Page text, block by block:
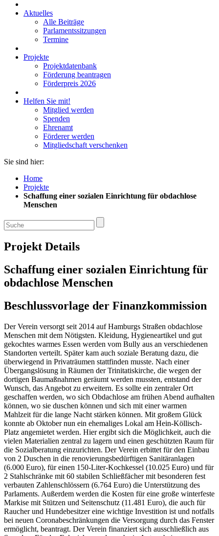
Aktuelles
Alle Beiträge
Parlamentssitzungen
Termine
Projekte
Projektdatenbank
Förderung beantragen
Förderpreis 2026
Helfen Sie mit!
Mitglied werden
Spenden
Ehrenamt
Förderer werden
Mitgliedschaft verschenken
Sie sind hier:
Home
Projekte
Schaffung einer sozialen Einrichtung für obdachlose
Menschen
Projekt Details
Schaffung einer sozialen Einrichtung für
obdachlose Menschen
Beschlussvorlage der Finanzkommission
Der Verein versorgt seit 2014 auf Hamburgs Straßen obdachlose
Menschen mit dem Nötigsten. Kleidung, Hygieneartikel und gut
gekochtes warmes Essen werden vom Bully aus an verschiedenen
Standorten verteilt. Später kam auch soziale Beratung dazu, die
überwiegend in Privaträumen stattfinden musste. Nach einer
Übergangslösung in Räumen der Trinitatiskirche, die wegen der
dortigen Baumaßnahmen geräumt werden mussten, entstand der
Wunsch, das Angebot zu erweitern. Es sollte ein zentraler Ort
geschaffen werden, wo sich Obdachlose am frühen Abend aufhalten
können, wo sie duschen können und sich mit einer warmen
Mahlzeit für die lange Nacht stärken können. Mit großem Glück
konnte ab Oktober nun ein ehemaliges Lokal am Hein-Köllisch-
Platz angemietet werden. Hier ergibt sich die Möglichkeit, auch die
vielen Materialien zentral zu lagern und einen geschützten Raum für
die Sozialberatung einzurichten. Der Verein erbittet für den Einbau
von 2 Duschen in die renovierungsbedürftigen Sanitäranlagen
(6.000 Euro), für einen 150-Liter-Kochkessel (10.025 Euro) und für
2 Stahlschränke mit 60 stabilen Schließfächer mit besonderen fest
verbauten Zahlenschlössern (6.764 Euro) die Unterstützung des
Parlaments. Außerdem werden die Kosten für eine große winterfeste
Markise mit Stützen und Seitenschutz (11.481 Euro), die auch für
Raucher und Hundebesitzer eine wichtige Investition ist und notfalls
bei neuen Coronabeschränkungen die Versorgung durch das Fenster
ermöglicht, beantragt. Der Verein finanziert sich ausschließlich aus